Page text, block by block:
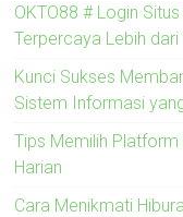
OKTO88 # Login
Terpercaya Lebih dari
Kunci Sukses
Sistem Informasi
Tips Memilih Platform
Harian
Cara Menikmati